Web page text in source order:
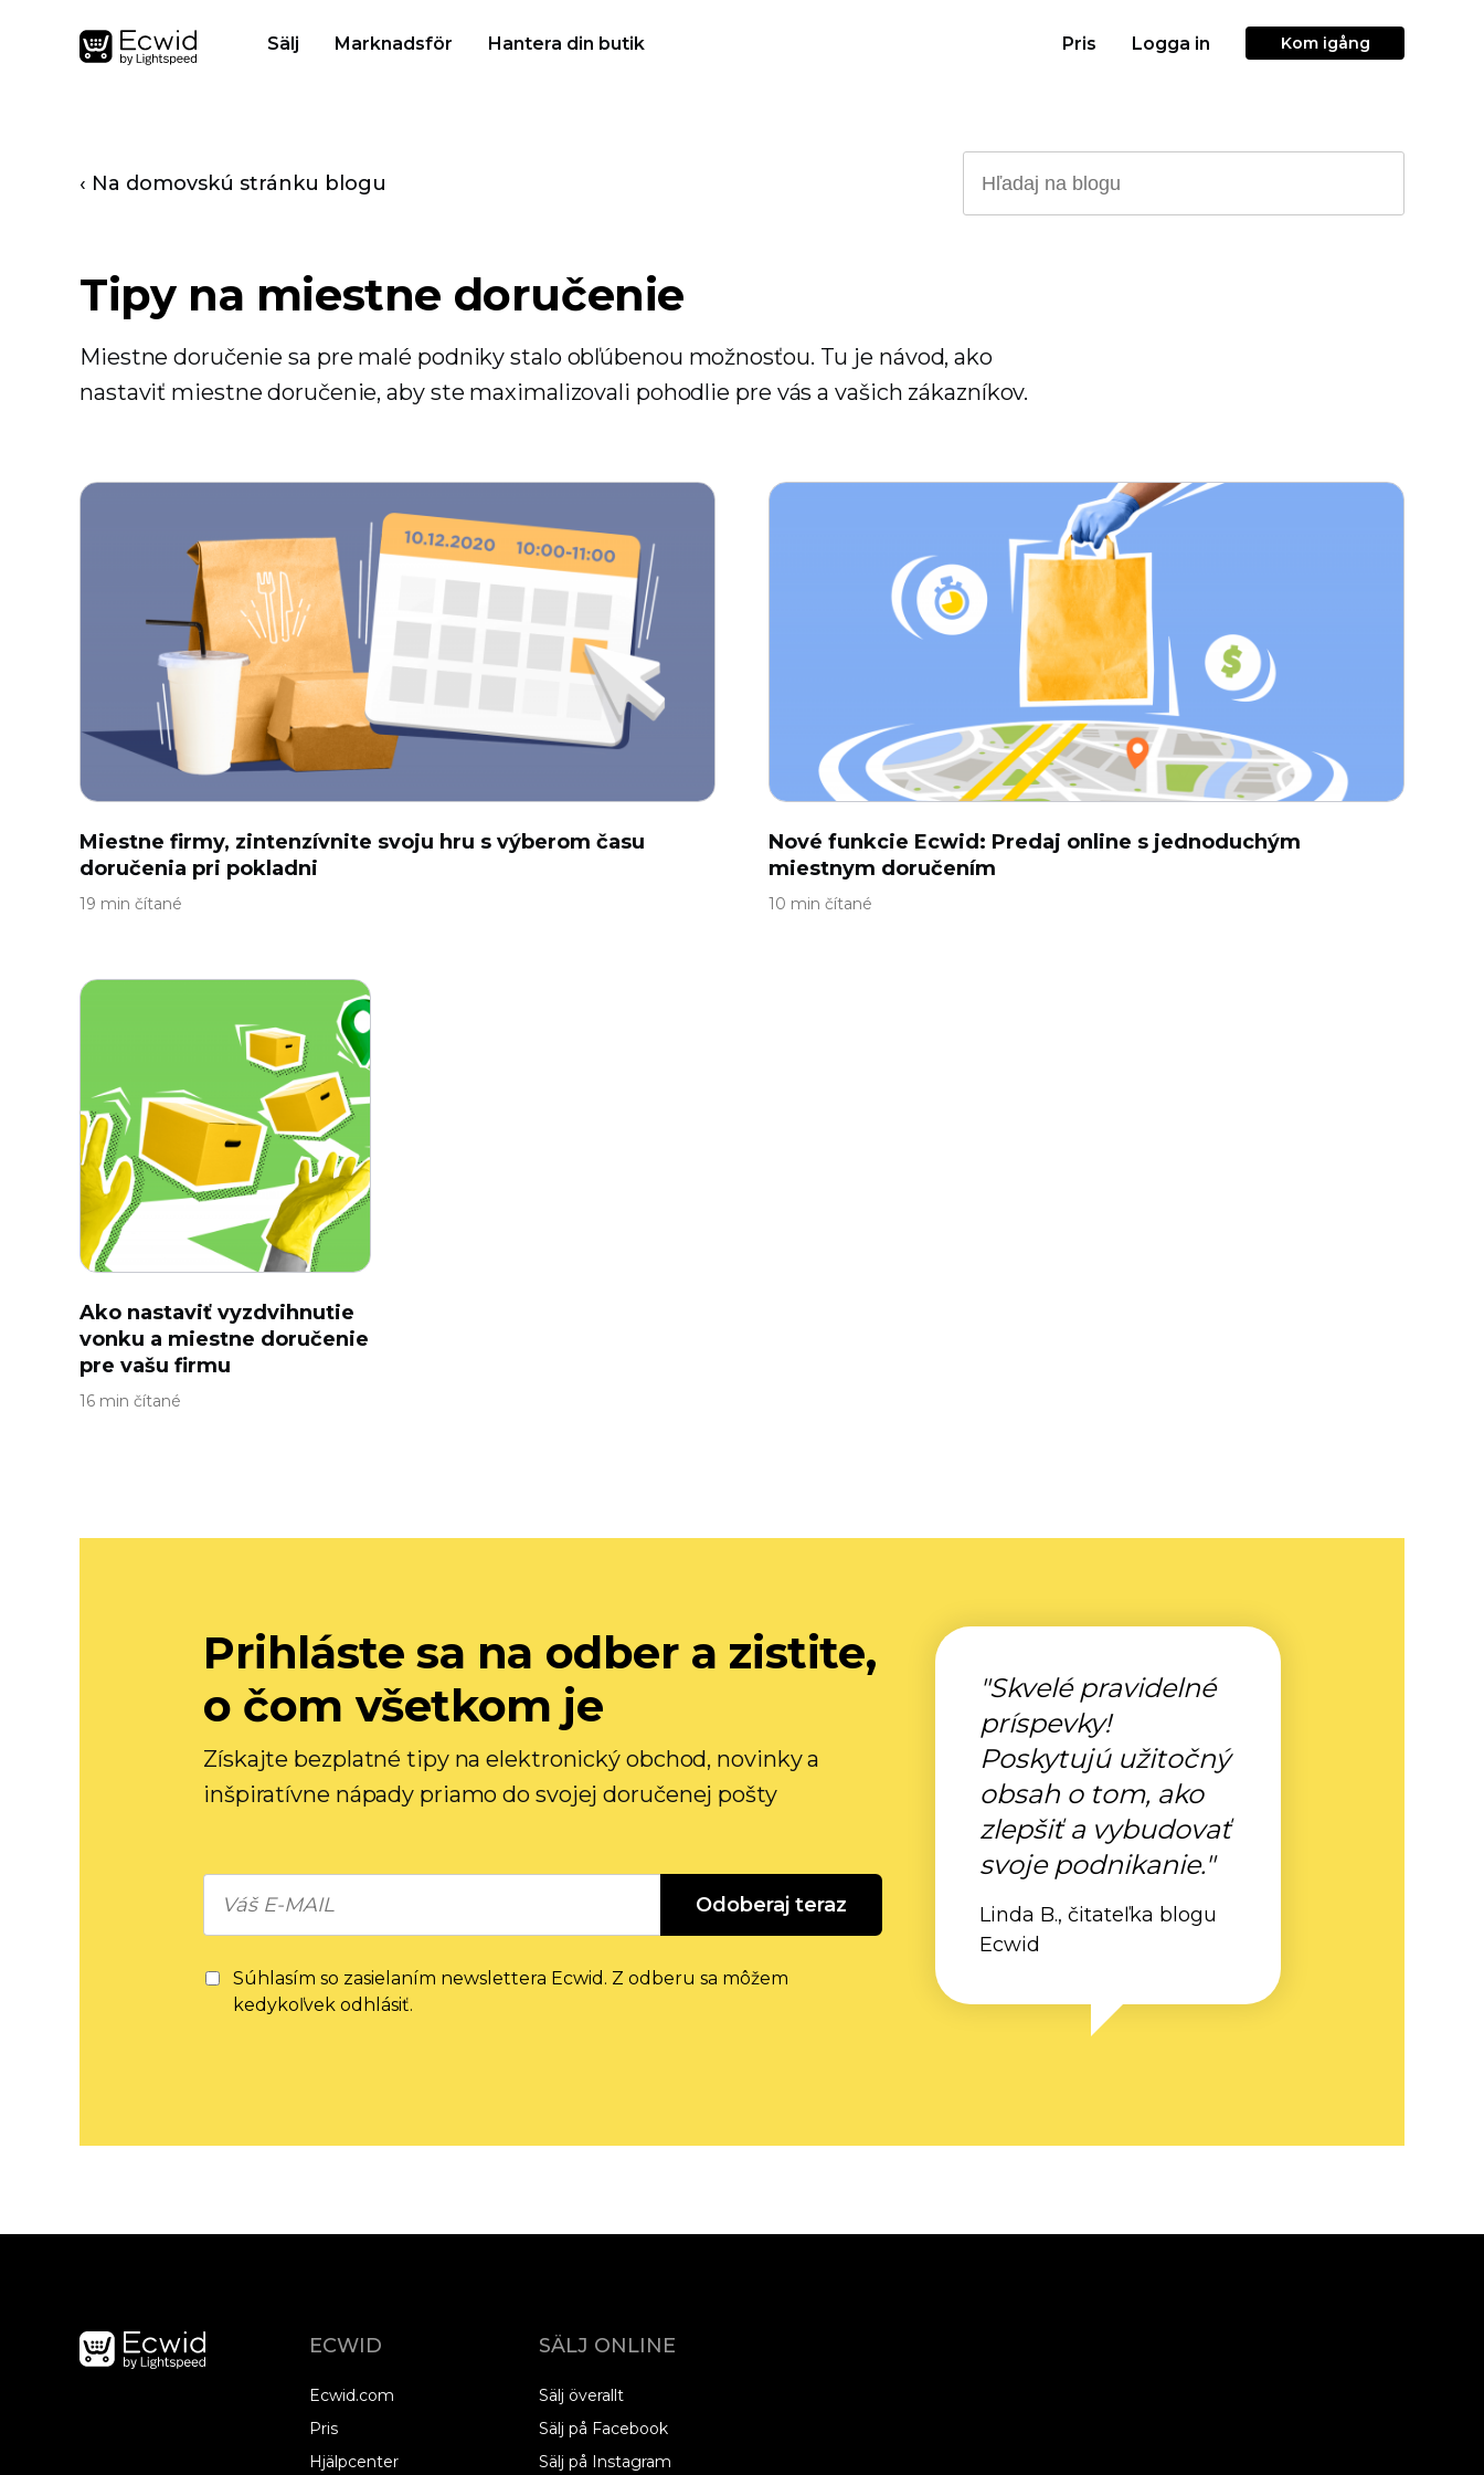
Sälj Marknadsför Hantera din butik Pris Logga in Kom igång
‹ Na domovskú stránku blogu
Tipy na miestne doručenie
Miestne doručenie sa pre malé podniky stalo obľúbenou možnosťou. Tu je návod, ako
nastaviť miestne doručenie, aby ste maximalizovali pohodlie pre vás a vašich zákazníkov.
Miestne firmy, zintenzívnite svoju hru s výberom času
doručenia pri pokladni
19 min čítané
Nové funkcie Ecwid: Predaj online s jednoduchým
miestnym doručením
10 min čítané
Ako nastaviť vyzdvihnutie
vonku a miestne doručenie
pre vašu firmu
16 min čítané
Prihláste sa na odber a zistite,
o čom všetkom je
Získajte bezplatné tipy na elektronický obchod, novinky a
inšpiratívne nápady priamo do svojej doručenej pošty
Odoberaj teraz
Súhlasím so zasielaním newslettera Ecwid. Z odberu sa môžem
kedykoľvek odhlásiť.
"Skvelé pravidelné
príspevky!
Poskytujú užitočný
obsah o tom, ako
zlepšiť a vybudovať
svoje podnikanie."
Linda B., čitateľka blogu
Ecwid
ECWID
Ecwid.com
Pris
Hjälpcenter
SÄLJ ONLINE
Sälj överallt
Sälj på Facebook
Sälj på Instagram